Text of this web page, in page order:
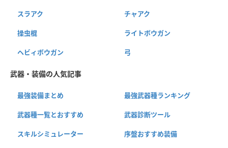
スラアク チャアク
操虫棍 ライトボウガン
ヘビィボウガン 弓
武器・装備の人気記事
最強装備まとめ 最強武器種ランキング
武器種一覧とおすすめ 武器診断ツール
スキルシミュレーター 序盤おすすめ装備